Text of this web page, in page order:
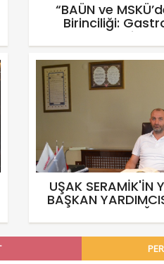
“BAÜN ve
Birinciliği:
UŞAK SERAMİK'İN
BAŞKAN